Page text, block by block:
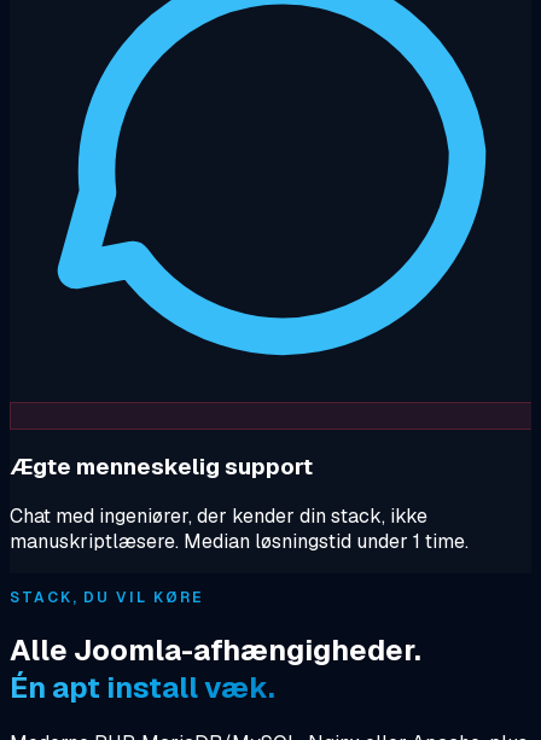
Ægte menneskelig support
Chat med ingeniører, der kender din stack, ikke
manuskriptlæsere. Median løsningstid under 1 time.
STACK, DU VIL KØRE
Alle Joomla-afhængigheder.
Én apt install væk.